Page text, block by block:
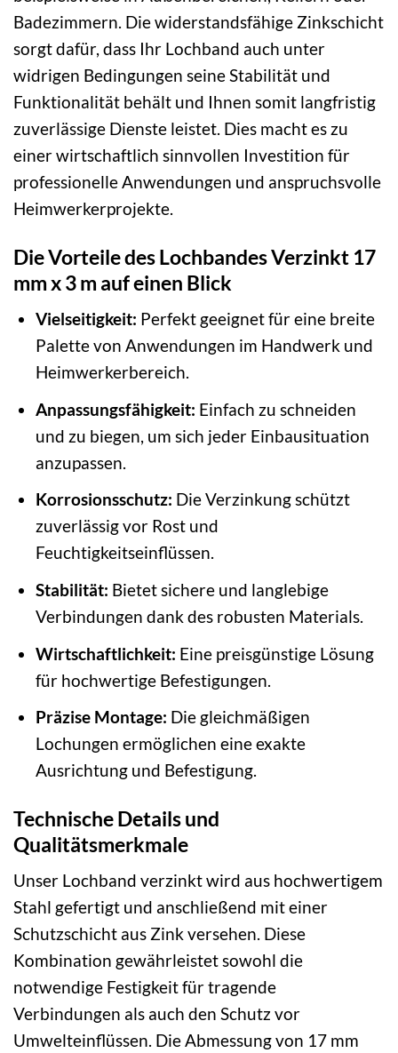
Badezimmern. Die widerstandsfähige Zinkschicht
sorgt dafür, dass Ihr Lochband auch unter
widrigen Bedingungen seine Stabilität und
Funktionalität behält und Ihnen somit langfristig
zuverlässige Dienste leistet. Dies macht es zu
einer wirtschaftlich sinnvollen Investition für
professionelle Anwendungen und anspruchsvolle
Heimwerkerprojekte.
Die Vorteile des Lochbandes Verzinkt 17
mm x 3 m auf einen Blick
Vielseitigkeit: Perfekt geeignet für eine breite
Palette von Anwendungen im Handwerk und
Heimwerkerbereich.
Anpassungsfähigkeit: Einfach zu schneiden
und zu biegen, um sich jeder Einbausituation
anzupassen.
Korrosionsschutz: Die Verzinkung schützt
zuverlässig vor Rost und
Feuchtigkeitseinflüssen.
Stabilität: Bietet sichere und langlebige
Verbindungen dank des robusten Materials.
Wirtschaftlichkeit: Eine preisgünstige Lösung
für hochwertige Befestigungen.
Präzise Montage: Die gleichmäßigen
Lochungen ermöglichen eine exakte
Ausrichtung und Befestigung.
Technische Details und
Qualitätsmerkmale
Unser Lochband verzinkt wird aus hochwertigem
Stahl gefertigt und anschließend mit einer
Schutzschicht aus Zink versehen. Diese
Kombination gewährleistet sowohl die
notwendige Festigkeit für tragende
Verbindungen als auch den Schutz vor
Umwelteinflüssen. Die Abmessung von 17 mm